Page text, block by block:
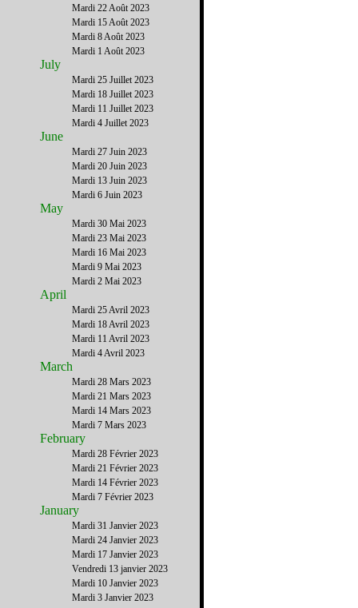
Mardi 22 Août 2023
Mardi 15 Août 2023
Mardi 8 Août 2023
Mardi 1 Août 2023
July
Mardi 25 Juillet 2023
Mardi 18 Juillet 2023
Mardi 11 Juillet 2023
Mardi 4 Juillet 2023
June
Mardi 27 Juin 2023
Mardi 20 Juin 2023
Mardi 13 Juin 2023
Mardi 6 Juin 2023
May
Mardi 30 Mai 2023
Mardi 23 Mai 2023
Mardi 16 Mai 2023
Mardi 9 Mai 2023
Mardi 2 Mai 2023
April
Mardi 25 Avril 2023
Mardi 18 Avril 2023
Mardi 11 Avril 2023
Mardi 4 Avril 2023
March
Mardi 28 Mars 2023
Mardi 21 Mars 2023
Mardi 14 Mars 2023
Mardi 7 Mars 2023
February
Mardi 28 Février 2023
Mardi 21 Février 2023
Mardi 14 Février 2023
Mardi 7 Février 2023
January
Mardi 31 Janvier 2023
Mardi 24 Janvier 2023
Mardi 17 Janvier 2023
Vendredi 13 janvier 2023
Mardi 10 Janvier 2023
Mardi 3 Janvier 2023